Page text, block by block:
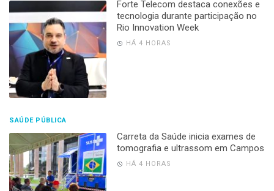
Forte Telecom destaca conexões e
tecnologia durante participação no
Rio Innovation Week
HÁ 4 HORAS
SAÚDE PÚBLICA
Carreta da Saúde inicia exames de
tomografia e ultrassom em Campos
HÁ 4 HORAS